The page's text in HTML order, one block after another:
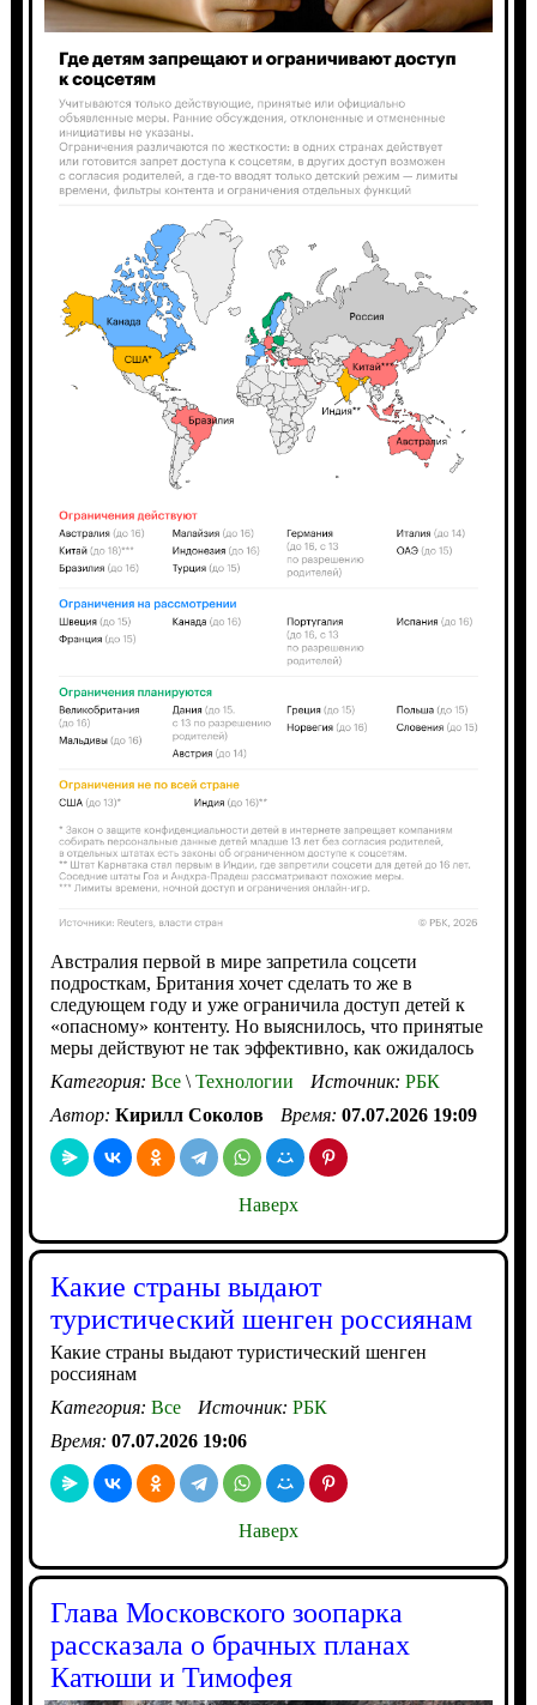
Австралия первой в мире запретила соцсети
подросткам, Британия хочет сделать то же в
следующем году и уже ограничила доступ детей к
«опасному» контенту. Но выяснилось, что принятые
меры действуют не так эффективно, как ожидалось
Категория: Все\Технологии Источник: РБК
Автор: Кирилл Соколов Время: 07.07.2026 19:09
Наверх
Какие страны выдают
туристический шенген россиянам
Какие страны выдают туристический шенген
россиянам
Категория: Все Источник: РБК
Время: 07.07.2026 19:06
Наверх
Глава Московского зоопарка
рассказала о брачных планах
Катюши и Тимофея